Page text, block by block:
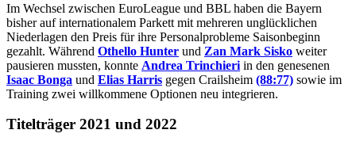
Im Wechsel zwischen EuroLeague und BBL haben die Bayern
bisher auf internationalem Parkett mit mehreren unglücklichen
Niederlagen den Preis für ihre Personalprobleme Saisonbeginn
gezahlt. Während Othello Hunter und Zan Mark Sisko weiter
pausieren mussten, konnte Andrea Trinchieri in den genesenen
Isaac Bonga und Elias Harris gegen Crailsheim (88:77) sowie im
Training zwei willkommene Optionen neu integrieren.
Titelträger 2021 und 2022